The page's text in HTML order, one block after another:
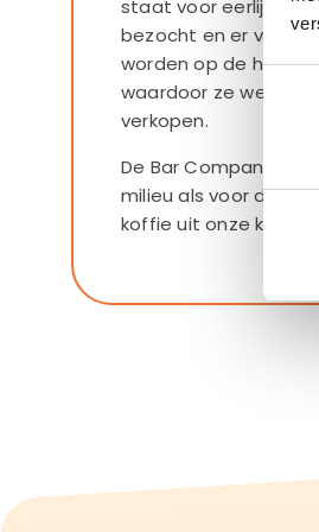
staat voor eerlijke
bezocht en er vindt
worden op de
waardoor ze weten
verkopen.
De Bar Company
milieu als voor de
koffie uit onze